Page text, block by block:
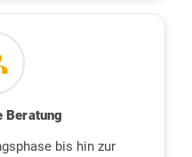
Beratung
bis hin zur